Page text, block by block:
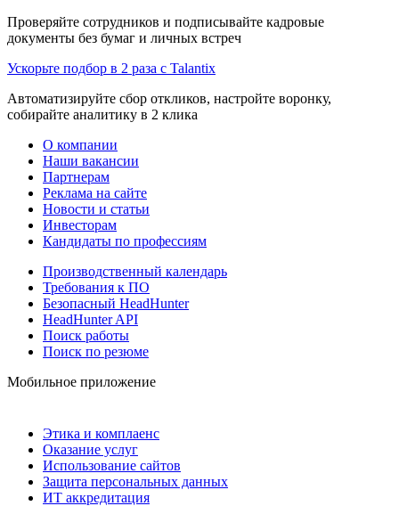
Проверяйте сотрудников и подписывайте кадровые
документы без бумаг и личных встреч
Ускорьте подбор в 2 раза с Talantix
Автоматизируйте сбор откликов, настройте воронку,
собирайте аналитику в 2 клика
О компании
Наши вакансии
Партнерам
Реклама на сайте
Новости и статьи
Инвесторам
Кандидаты по профессиям
Производственный календарь
Требования к ПО
Безопасный HeadHunter
HeadHunter API
Поиск работы
Поиск по резюме
Мобильное приложение
Этика и комплаенс
Оказание услуг
Использование сайтов
Защита персональных данных
ИТ аккредитация